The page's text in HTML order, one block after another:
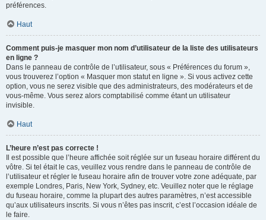
préférences.
Haut
Comment puis-je masquer mon nom d’utilisateur de la liste des utilisateurs
en ligne ?
Dans le panneau de contrôle de l’utilisateur, sous « Préférences du forum »,
vous trouverez l’option « Masquer mon statut en ligne ». Si vous activez cette
option, vous ne serez visible que des administrateurs, des modérateurs et de
vous-même. Vous serez alors comptabilisé comme étant un utilisateur
invisible.
Haut
L’heure n’est pas correcte !
Il est possible que l’heure affichée soit réglée sur un fuseau horaire différent du
vôtre. Si tel était le cas, veuillez vous rendre dans le panneau de contrôle de
l’utilisateur et régler le fuseau horaire afin de trouver votre zone adéquate, par
exemple Londres, Paris, New York, Sydney, etc. Veuillez noter que le réglage
du fuseau horaire, comme la plupart des autres paramètres, n’est accessible
qu’aux utilisateurs inscrits. Si vous n’êtes pas inscrit, c’est l’occasion idéale de
le faire.